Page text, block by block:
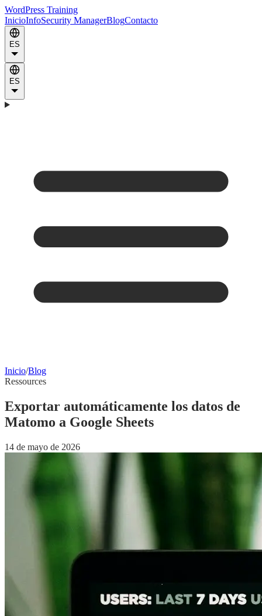
WordPress Training
InicioInfoSecurity ManagerBlogContacto
ES
ES
Inicio/Blog
Ressources
Exportar automáticamente los datos de
Matomo a Google Sheets
14 de mayo de 2026